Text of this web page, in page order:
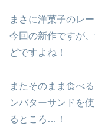
まさに洋菓子のレ
今回の新作ですが
どですよね！
またそのまま食べ
ンバターサンドを
るところ…！